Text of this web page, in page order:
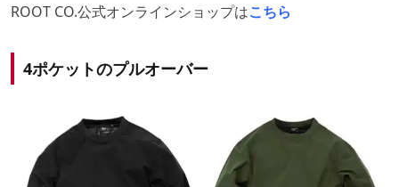
ROOT CO.公式オンラインショップはこちら
4ポケットのプルオーバー